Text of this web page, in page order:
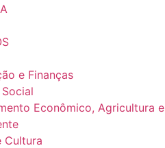
e Finanças
Econômico, Agricultura e
Cultura